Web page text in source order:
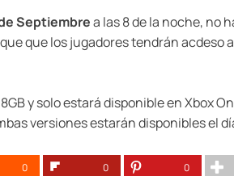
Septiembrea las 8 de la noche, no
que los jugadores tendrán acdeso
y solo estará disponible en Xbox
versiones estarán disponibles el
0 0 0